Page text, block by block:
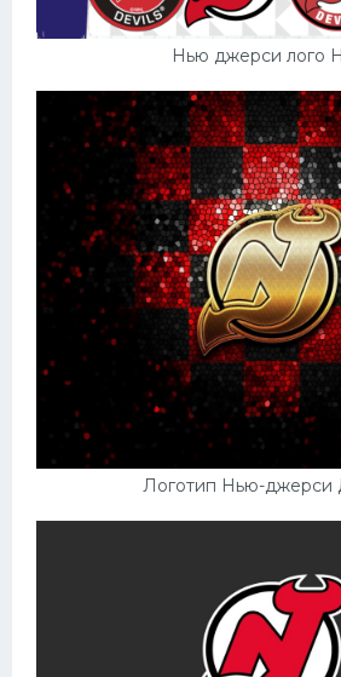
Нью джерси лого
Логотип Нью-джерси